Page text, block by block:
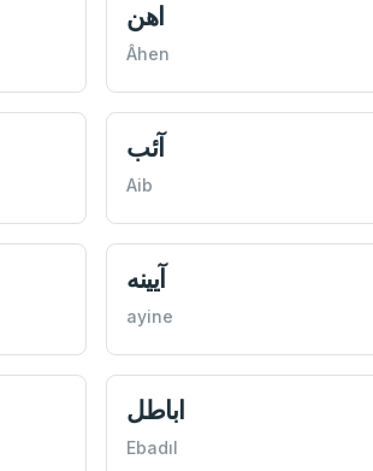
اهن
Âhen
آئب
Aib
آيينه
ayine
اباطل
Ebadıl